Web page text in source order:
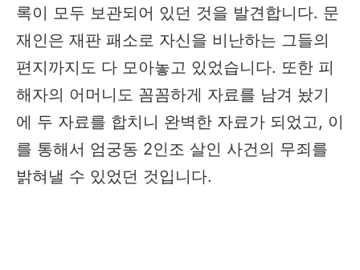
록이 모두 보관되어 있던 것을 발견합니다. 문
재인은 재판 패소로 자신을 비난하는 그들의
편지까지도 다 모아놓고 있었습니다. 또한 피
해자의 어머니도 꼼꼼하게 자료를 남겨 놨기
에 두 자료를 합치니 완벽한 자료가 되었고, 이
를 통해서 엄궁동 2인조 살인 사건의 무죄를
밝혀낼 수 있었던 것입니다.